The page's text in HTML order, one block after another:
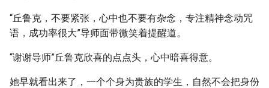
“丘鲁克，不要紧张，心中也不要有杂念，专注精神念动咒
语，成功率很大”导师面带微笑着提醒道。
“谢谢导师”丘鲁克欣喜的点点头，心中暗喜得意。
她早就看出来了，一个个身为贵族的学生，自然不会把身份